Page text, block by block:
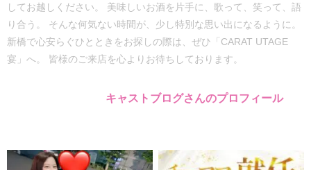
してお越しください。 美味しいお酒を片手に、歌って、笑って、語
り合う。 そんな何気ない時間が、少し特別な思い出になるように。
新橋で心安らぐひとときをお探しの際は、ぜひ「CARAT UTAGE
宴」へ。 皆様のご来店を心よりお待ちしております。
キャストブログさんのプロフィール